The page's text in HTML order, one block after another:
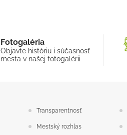
Fotogaléria
Objavte históriu i súčasnosť
mesta v našej fotogalérii
Transparentnosť
Mestský rozhlas